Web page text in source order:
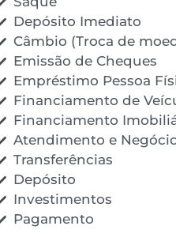
Depósito Imediato
Câmbio (Troca de
Emissão de Cheques
Empréstimo Pessoa
Financiamento de
Financiamento
Atendimento e
Transferências
Depósito
Investimentos
Pagamento